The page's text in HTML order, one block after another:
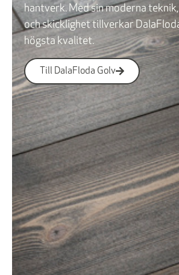
hantverk. Med sin moderna
och skicklighet tillverkar
högsta kvalitet.
Till DalaFloda Golv